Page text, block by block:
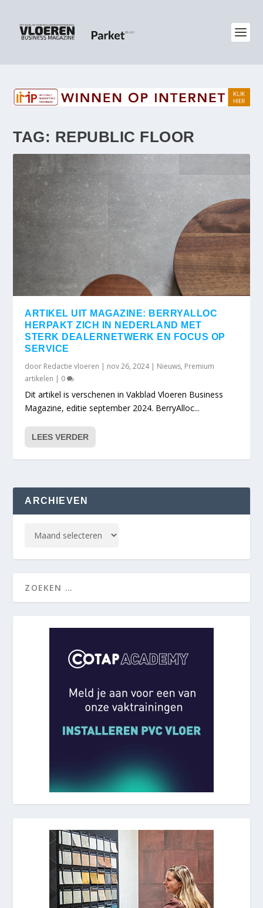
TAG: REPUBLIC FLOOR
ARTIKEL UIT MAGAZINE: BERRYALLOC
HERPAKT ZICH IN NEDERLAND MET
STERK DEALERNETWERK EN FOCUS OP
SERVICE
door Redactie vloeren | nov 26, 2024| Nieuws, Premium
artikelen | 0
Dit artikel is verschenen in Vakblad Vloeren Business
Magazine, editie september 2024. BerryAlloc...
LEES VERDER
ARCHIEVEN